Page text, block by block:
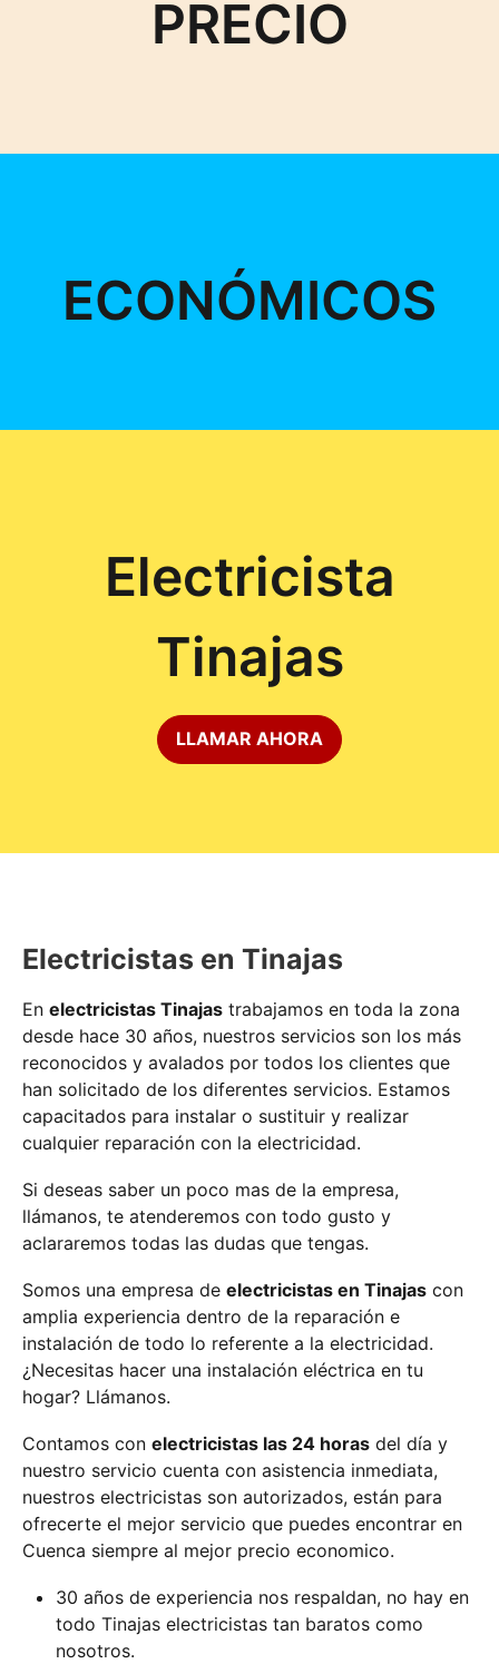
PRECIO
ECONÓMICOS
Electricista
Tinajas
LLAMAR AHORA
Electricistas en Tinajas
En electricistas Tinajas trabajamos en toda la zona
desde hace 30 años, nuestros servicios son los más
reconocidos y avalados por todos los clientes que
han solicitado de los diferentes servicios. Estamos
capacitados para instalar o sustituir y realizar
cualquier reparación con la electricidad.
Si deseas saber un poco mas de la empresa,
llámanos, te atenderemos con todo gusto y
aclararemos todas las dudas que tengas.
Somos una empresa de electricistas en Tinajas con
amplia experiencia dentro de la reparación e
instalación de todo lo referente a la electricidad.
¿Necesitas hacer una instalación eléctrica en tu
hogar? Llámanos.
Contamos con electricistas las 24 horas del día y
nuestro servicio cuenta con asistencia inmediata,
nuestros electricistas son autorizados, están para
ofrecerte el mejor servicio que puedes encontrar en
Cuenca siempre al mejor precio economico.
30 años de experiencia nos respaldan, no hay en
todo Tinajas electricistas tan baratos como
nosotros.